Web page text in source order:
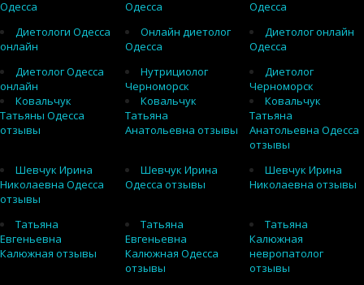
Одесса
Одесса
Одесса
Диетологи Одесса
онлайн
Онлайн диетолог
Одесса
Диетолог онлайн
Одесса
Диетолог Одесса
онлайн
Нутрициолог
Черноморск
Диетолог
Черноморск
Ковальчук
Татьяны Одесса
отзывы
Ковальчук
Татьяна
Анатольевна отзывы
Ковальчук
Татьяна
Анатольевна Одесса
отзывы
Шевчук Ирина
Николаевна Одесса
отзывы
Шевчук Ирина
Одесса отзывы
Шевчук Ирина
Николаевна отзывы
Татьяна
Евгеньевна
Калюжная отзывы
Татьяна
Евгеньевна
Калюжная Одесса
отзывы
Татьяна
Калюжная
невропатолог
отзывы